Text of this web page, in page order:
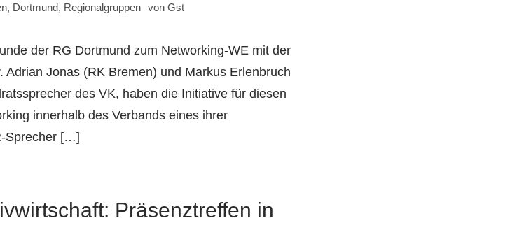
, Dortmund, Regionalgruppen von Gst
der RG Dortmund zum Networking-WE mit der
Adrian Jonas (RK Bremen) und Markus Erlenbruch
des VK, haben die Initiative für diesen
innerhalb des Verbands eines ihrer
Sprecher […]
Präsenztreffen in